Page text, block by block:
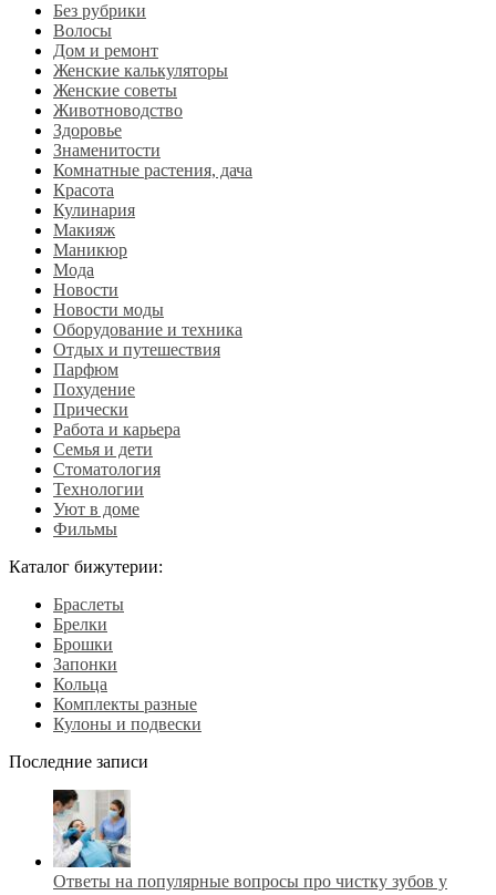
Без рубрики
Волосы
Дом и ремонт
Женские калькуляторы
Женские советы
Животноводство
Здоровье
Знаменитости
Комнатные растения, дача
Красота
Кулинария
Макияж
Маникюр
Мода
Новости
Новости моды
Оборудование и техника
Отдых и путешествия
Парфюм
Похудение
Прически
Работа и карьера
Семья и дети
Стоматология
Технологии
Уют в доме
Фильмы
Каталог бижутерии:
Браслеты
Брелки
Брошки
Запонки
Кольца
Комплекты разные
Кулоны и подвески
Последние записи
Ответы на популярные вопросы про чистку зубов у